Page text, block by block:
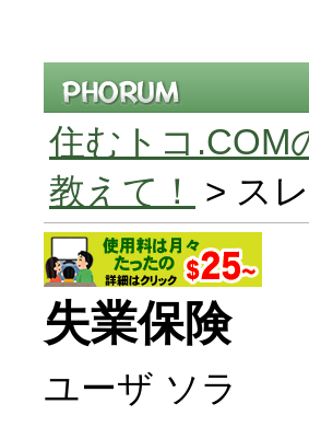
住むトコ.COM
教えて！
> ス
失業保険
ユーザ ソラ